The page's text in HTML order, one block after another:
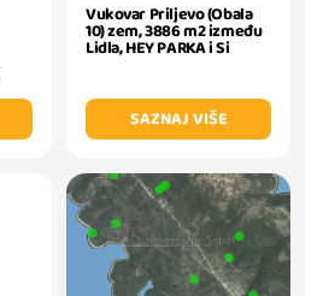
Vukovar Priljevo (Obala
10) zem, 3886 m2 između
Lidla, HEY PARKA i Si
SAZNAJ VIŠE